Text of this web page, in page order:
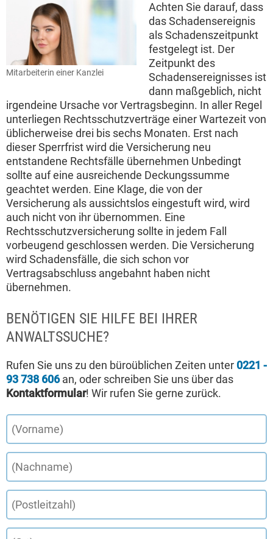
Mitarbeiterin einer Kanzlei
Achten Sie darauf, dass
das Schadensereignis
als Schadenszeitpunkt
festgelegt ist. Der
Zeitpunkt des
Schadensereignisses ist
dann maßgeblich, nicht
irgendeine Ursache vor Vertragsbeginn. In aller Regel
unterliegen Rechtsschutzverträge einer Wartezeit von
üblicherweise drei bis sechs Monaten. Erst nach
dieser Sperrfrist wird die Versicherung neu
entstandene Rechtsfälle übernehmen Unbedingt
sollte auf eine ausreichende Deckungssumme
geachtet werden. Eine Klage, die von der
Versicherung als aussichtslos eingestuft wird, wird
auch nicht von ihr übernommen. Eine
Rechtsschutzversicherung sollte in jedem Fall
vorbeugend geschlossen werden. Die Versicherung
wird Schadensfälle, die sich schon vor
Vertragsabschluss angebahnt haben nicht
übernehmen.
BENÖTIGEN SIE HILFE BEI IHRER
ANWALTSSUCHE?
Rufen Sie uns zu den büroüblichen Zeiten unter 0221 -
93 738 606an, oder schreiben Sie uns über das
Kontaktformular! Wir rufen Sie gerne zurück.